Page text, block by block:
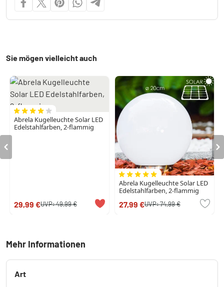
Sie mögen vielleicht auch
Abrela Kugelleuchte Solar LED
Edelstahlfarben, 2-flammig
29,99 €UVP:49,99 €
Abrela Kugelleuchte Solar LED
Edelstahlfarben, 2-flammig
27,99 €UVP:74,99 €
Mehr Informationen
Art